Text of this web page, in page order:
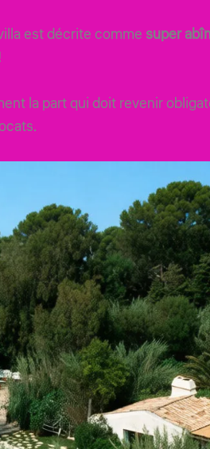
est décrite comme super
la part qui doit revenir